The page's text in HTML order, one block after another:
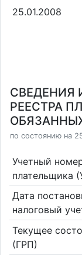
25.01.2008
СВЕДЕНИЯ
РЕЕСТРА
по состоянию на
Учетный
плательщика
Дата
налоговый
Текущее
(ГРП)